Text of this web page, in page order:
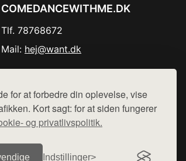
for at forbedre din oplevelse, vise
Kort sagt: for at siden fungerer
og privatlivspolitik.
Indstillinger
COMEDANCEWITHME.DK
Tlf. 78768672
Mail: hej@want.dk
fra denne side - vi henviser til de shops,